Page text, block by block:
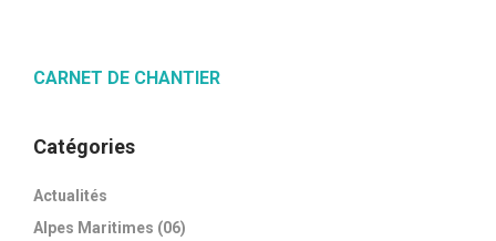
CARNET DE CHANTIER
Catégories
Actualités
Alpes Maritimes (06)